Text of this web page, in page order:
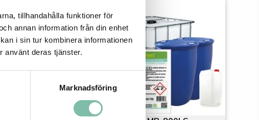
tillhandahålla funktioner för
annan information från din enhet
i sin tur kombinera informationen
använt deras tjänster.
Marknadsföring